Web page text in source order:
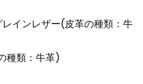
インレザー(皮革の種類：牛
種類：牛革)